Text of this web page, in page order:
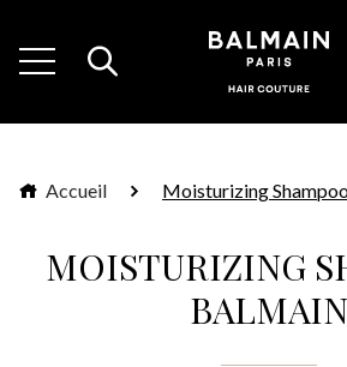
Accueil Moisturizing
MOISTURIZING
BALMAIN